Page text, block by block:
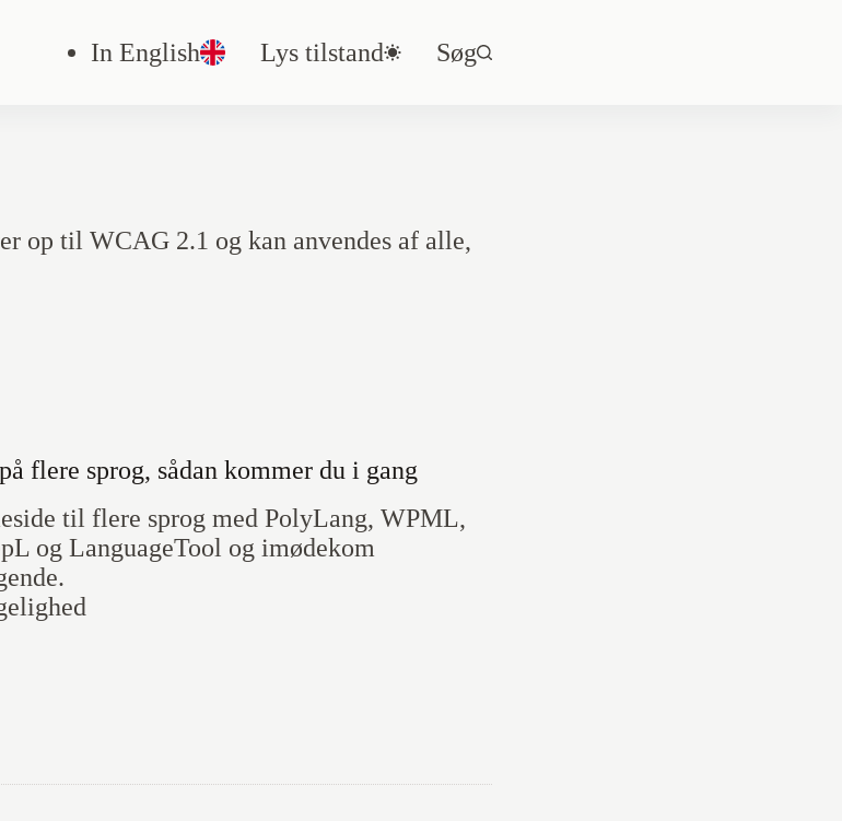
In English Lys tilstand Søg
op til WCAG 2.1 og kan anvendes af alle,
flere sprog, sådan kommer du i gang
til flere sprog med PolyLang, WPML,
og LanguageTool og imødekom